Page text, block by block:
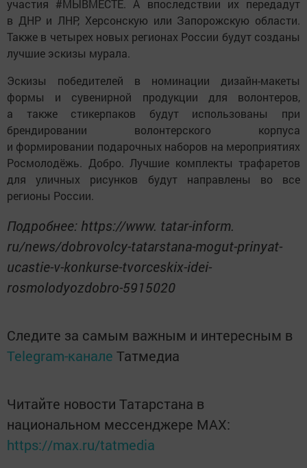
участия #МЫВМЕСТЕ. А впоследствии их передадут
в ДНР и ЛНР, Херсонскую или Запорожскую области.
Также в четырех новых регионах России будут созданы
лучшие эскизы мурала.
Эскизы победителей в номинации дизайн-макеты
формы и сувенирной продукции для волонтеров,
а также стикерпаков будут использованы при
брендировании волонтерского корпуса
и формировании подарочных наборов на мероприятиях
Росмолодёжь. Добро. Лучшие комплекты трафаретов
для уличных рисунков будут направлены во все
регионы России.
Подробнее: https://www. tatar-inform.
ru/news/dobrovolcy-tatarstana-mogut-prinyat-
ucastie-v-konkurse-tvorceskix-idei-
rosmolodyozdobro-5915020
Следите за самым важным и интересным в
Telegram-канале Татмедиа
Читайте новости Татарстана в
национальном мессенджере MАХ:
https://max.ru/tatmedia